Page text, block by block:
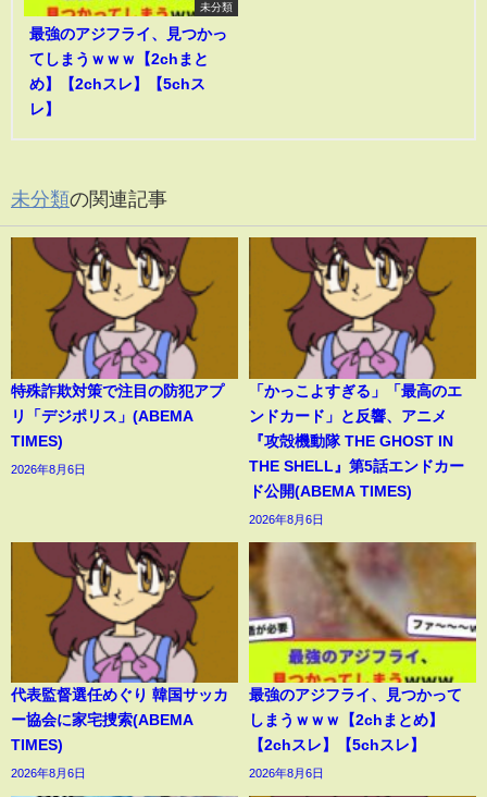
未分類
最強のアジフライ、見つかっ
てしまうｗｗｗ【2chまと
め】【2chスレ】【5chス
レ】
未分類の関連記事
特殊詐欺対策で注目の防犯アプ
リ「デジポリス」(ABEMA
TIMES)
2026年8月6日
「かっこよすぎる」「最高のエ
ンドカード」と反響、アニメ
『攻殻機動隊 THE GHOST IN
THE SHELL』第5話エンドカー
ド公開(ABEMA TIMES)
2026年8月6日
代表監督選任めぐり 韓国サッカ
ー協会に家宅捜索(ABEMA
TIMES)
2026年8月6日
最強のアジフライ、見つかって
しまうｗｗｗ【2chまとめ】
【2chスレ】【5chスレ】
2026年8月6日